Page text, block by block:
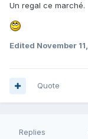
Un regal ce marché.
Edited November
Quote
Replies